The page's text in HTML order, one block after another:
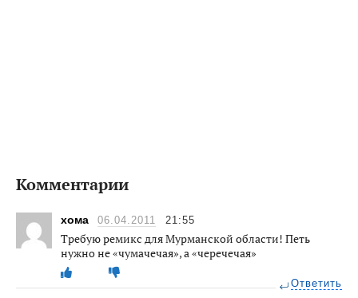
Комментарии
хома 06.04.2011 21:55
Требую ремикс для Мурманской области! Петь
нужно не «чумачечая», а «черечечая»
Ответить